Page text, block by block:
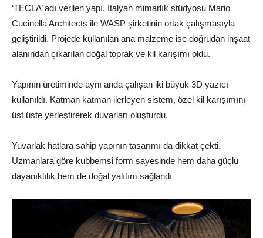
‘TECLA’ adı verilen yapı, İtalyan mimarlık stüdyosu Mario
Cucinella Architects ile WASP şirketinin ortak çalışmasıyla
geliştirildi. Projede kullanılan ana malzeme ise doğrudan inşaat
alanından çıkarılan doğal toprak ve kil karışımı oldu.
Yapının üretiminde aynı anda çalışan iki büyük 3D yazıcı
kullanıldı. Katman katman ilerleyen sistem, özel kil karışımını
üst üste yerleştirerek duvarları oluşturdu.
Yuvarlak hatlara sahip yapının tasarımı da dikkat çekti.
Uzmanlara göre kubbemsi form sayesinde hem daha güçlü
dayanıklılık hem de doğal yalıtım sağlandı